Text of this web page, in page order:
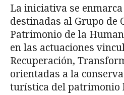
La iniciativa se
destinadas al Grupo de
Patrimonio de la
en las actuaciones
Recuperación,
orientadas a la
turística del patrimonio